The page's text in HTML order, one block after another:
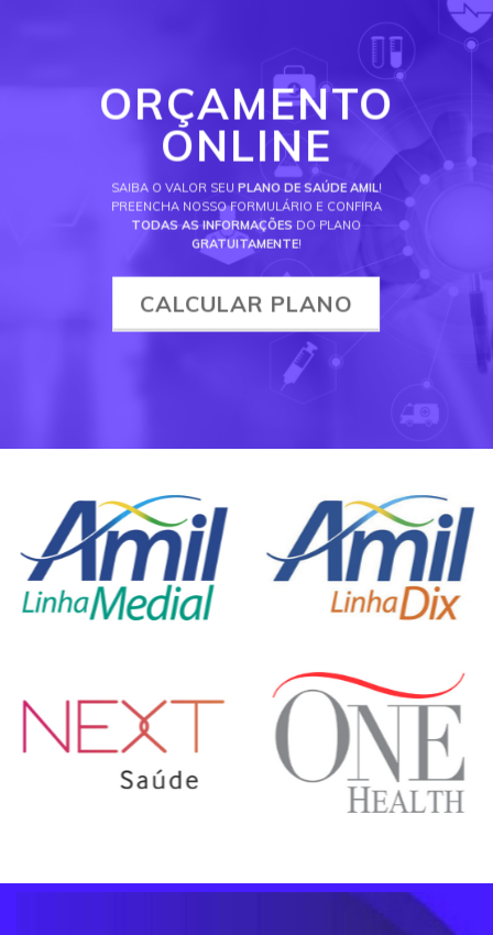
ORÇAMENTO
ONLINE
SAIBA O VALOR SEU PLANO DE SAÚDE AMIL!
PREENCHA NOSSO FORMULÁRIO E CONFIRA
TODAS AS INFORMAÇÕES DO PLANO
GRATUITAMENTE!
CALCULAR PLANO